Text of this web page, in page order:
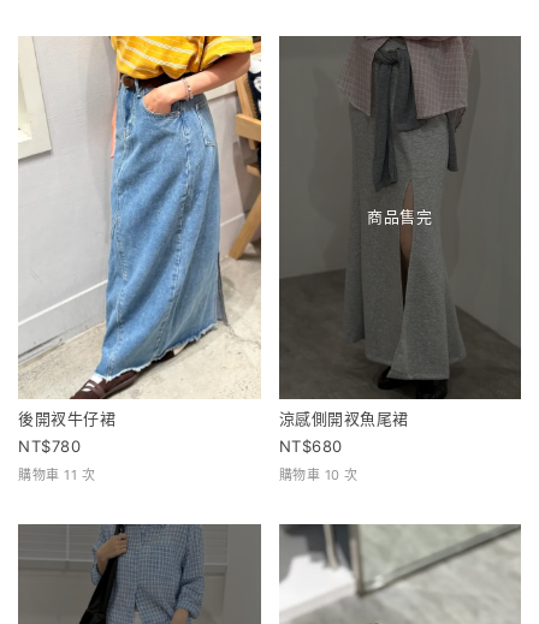
後開衩牛仔裙
780
購物車 11 次
商品售完
涼感側開衩魚尾裙
680
購物車 10 次